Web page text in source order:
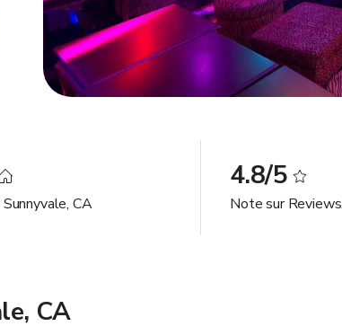
Sunnyvale, CA
4.8/5
Note sur
CA